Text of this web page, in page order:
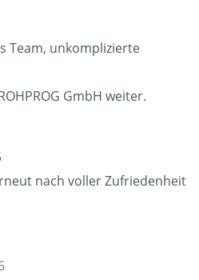
Team, unkomplizierte
GmbH weiter.
nach voller Zufriedenheit